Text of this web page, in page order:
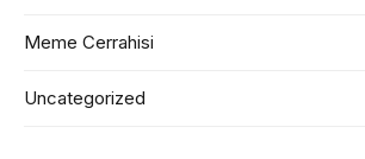
Meme Cerrahisi
Uncategorized